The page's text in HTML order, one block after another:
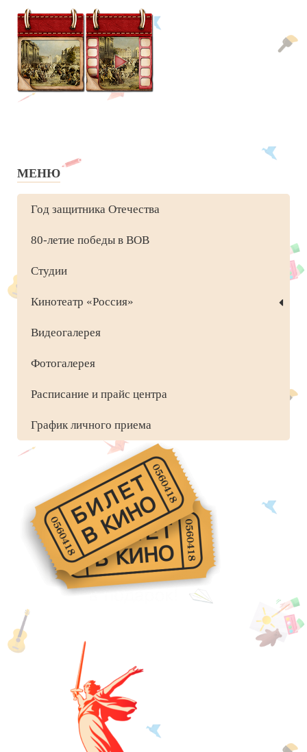
МЕНЮ
Год защитника Отечества
80-летие победы в ВОВ
Студии
Кинотеатр «Россия»
Видеогалерея
Фотогалерея
Расписание и прайс центра
График личного приема